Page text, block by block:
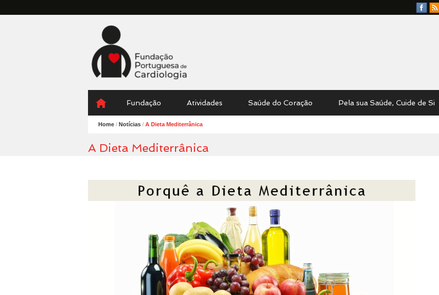
Facebook
RSS
Fundação
Portuguesa
Cardiologia
Menu
content
Fundação Atividades Saúde do Coração Pela sua Saúde, Cuide de Si
Home / Notícias / A Dieta Mediterrânica
A Dieta Mediterrânica